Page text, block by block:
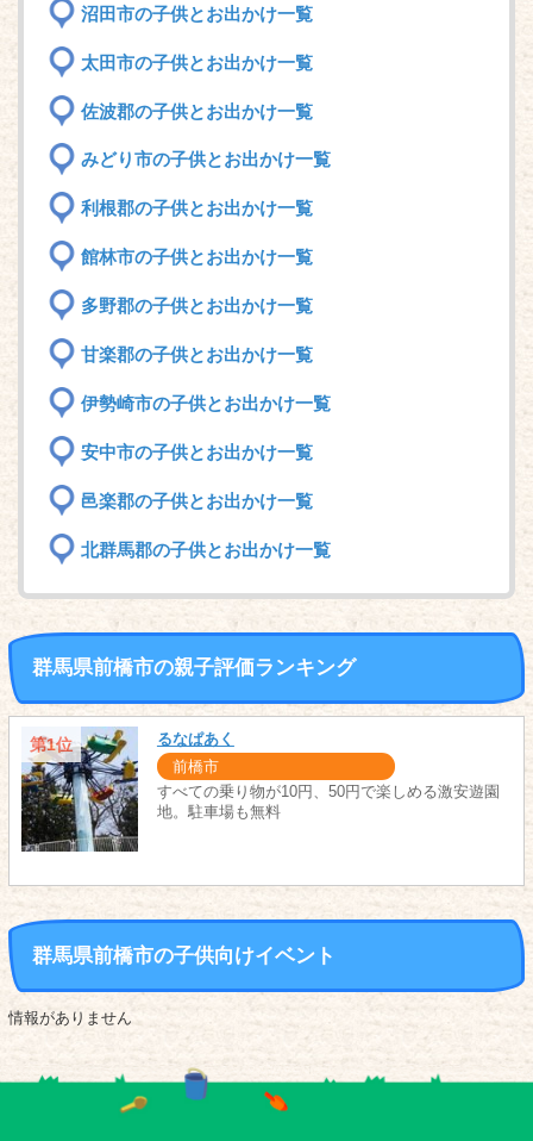
沼田市の子供とお出かけ一覧
太田市の子供とお出かけ一覧
佐波郡の子供とお出かけ一覧
みどり市の子供とお出かけ一覧
利根郡の子供とお出かけ一覧
館林市の子供とお出かけ一覧
多野郡の子供とお出かけ一覧
甘楽郡の子供とお出かけ一覧
伊勢崎市の子供とお出かけ一覧
安中市の子供とお出かけ一覧
邑楽郡の子供とお出かけ一覧
北群馬郡の子供とお出かけ一覧
群馬県前橋市の親子評価ランキング
第1位 るなぱあく
前橋市
すべての乗り物が10円、50円で楽しめる激安遊園
地。駐車場も無料
群馬県前橋市の子供向けイベント
情報がありません